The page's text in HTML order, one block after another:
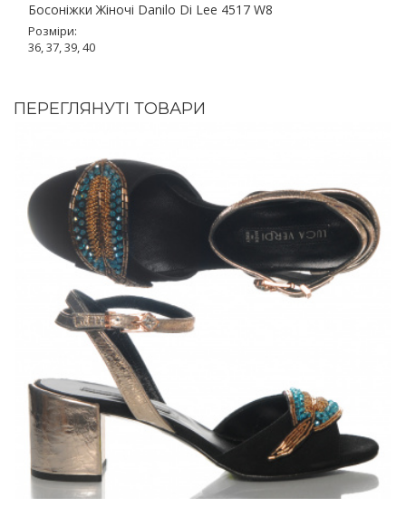
Босоніжки Жіночі Danilo Di Lee 4517 W8
Розміри:
36, 37, 39, 40
ПЕРЕГЛЯНУТІ ТОВАРИ